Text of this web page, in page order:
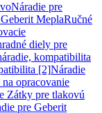
Náradie pre
MeplaRučné
diely pre
kompatibilita
[2]Náradie
opracovanie
Zátky pre tlakovú
pre Geberit